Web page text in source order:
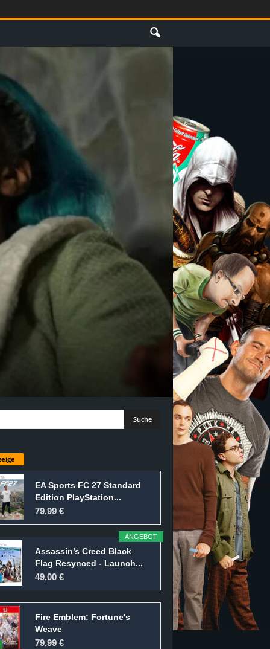
EA Sports FC 27 Standard
Edition PlayStation...
79,99 €
ANGEBOT
Assassin’s Creed Black
Flag Resynced - Launch...
49,00 €
Fire Emblem: Fortune's
Weave
79,99 €